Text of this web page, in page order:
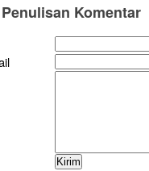
Komentar